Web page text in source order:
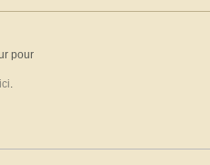
pour
ici.